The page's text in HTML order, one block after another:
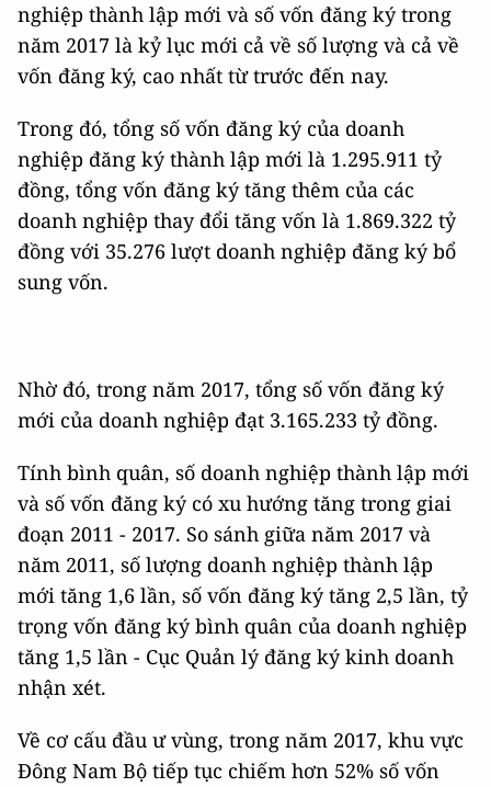
nghiệp thành lập mới và số vốn đăng ký trong
năm 2017 là kỷ lục mới cả về số lượng và cả về
vốn đăng ký, cao nhất từ trước đến nay.
Trong đó, tổng số vốn đăng ký của doanh
nghiệp đăng ký thành lập mới là 1.295.911 tỷ
đồng, tổng vốn đăng ký tăng thêm của các
doanh nghiệp thay đổi tăng vốn là 1.869.322 tỷ
đồng với 35.276 lượt doanh nghiệp đăng ký bổ
sung vốn.
Nhờ đó, trong năm 2017, tổng số vốn đăng ký
mới của doanh nghiệp đạt 3.165.233 tỷ đồng.
Tính bình quân, số doanh nghiệp thành lập mới
và số vốn đăng ký có xu hướng tăng trong giai
đoạn 2011 - 2017. So sánh giữa năm 2017 và
năm 2011, số lượng doanh nghiệp thành lập
mới tăng 1,6 lần, số vốn đăng ký tăng 2,5 lần, tỷ
trọng vốn đăng ký bình quân của doanh nghiệp
tăng 1,5 lần - Cục Quản lý đăng ký kinh doanh
nhận xét.
Về cơ cấu đầu ư vùng, trong năm 2017, khu vực
Đông Nam Bộ tiếp tục chiếm hơn 52% số vốn